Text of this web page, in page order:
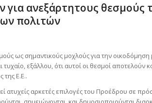
ανεξάρτητους θεσμούς
πολιτών
ως σημαντικούς μοχλούς για την οικοδόμηση
τυχαίο, εξάλλου, ότι αυτοί οι θεσμοί αποτελούν
της Ε.Ε..
ατυχείς αρκετές επιλογές του Προέδρου σε